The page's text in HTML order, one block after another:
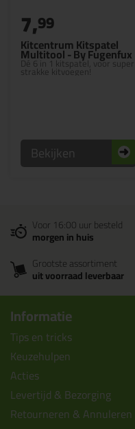
Kitcentrum Kitspatel
Multitool - By Fugenfux
Dé 6 in 1 kitspatel, voor super
strakke kitvoegen!
7,99
Bekijken
Voor 16:00 uur besteld
morgen in huis
Grootste assortiment
uit voorraad leverbaar
Informatie
Tips en tricks
Keuzehulpen
Acties
Levertijd & Bezorging
Retourneren & Annuleren